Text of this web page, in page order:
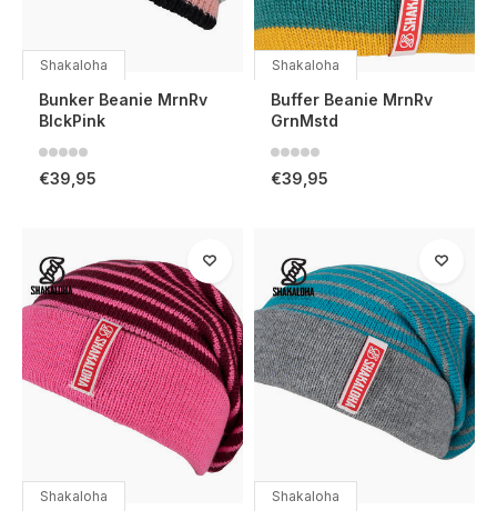
Shakaloha
Bunker Beanie MrnRv
BlckPink
€39,95
Shakaloha
Buffer Beanie MrnRv
GrnMstd
€39,95
Shakaloha Shakaloha